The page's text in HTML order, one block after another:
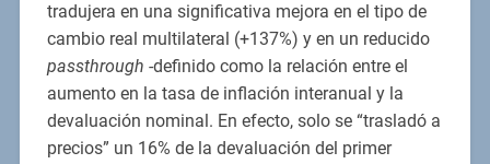
tradujera en una significativa mejora en el tipo de
cambio real multilateral (+137%) y en un reducido
passthrough -definido como la relación entre el
aumento en la tasa de inflación interanual y la
devaluación nominal. En efecto, solo se “trasladó a
precios” un 16% de la devaluación del primer